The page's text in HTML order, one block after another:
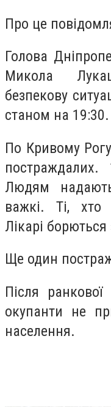
Про це
Голова
Микола
безпекову
станом на 19:30.
По Кривому
Людям
важкі. Ті, хто
Лікарі борються
Ще один
Після
окупанти не
населення.